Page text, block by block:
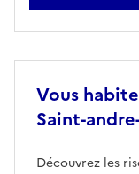
Vous
Saint-
Découvrez les